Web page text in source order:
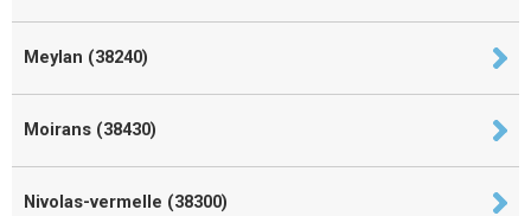
Meylan (38240)
Moirans (38430)
Nivolas-vermelle (38300)